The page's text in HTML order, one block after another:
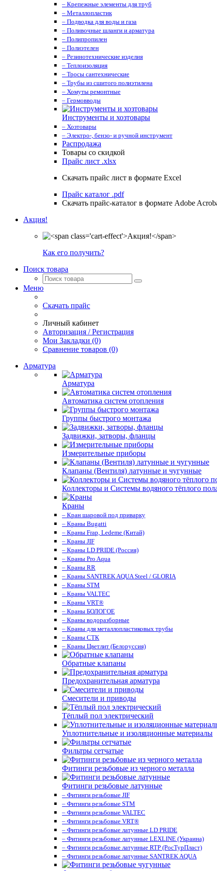
– Крепежные элементы для труб
– Металлопластик
– Подводка для воды и газа
– Поливочные шланги и арматура
– Полипропилен
– Полиэтелен
– Резинотехнические изделия
– Теплоизоляция
– Тросы сантехнические
– Трубы из сшитого полиэтилена
– Хомуты ремонтные
– Гермовводы
Инструменты и хозтовары
– Хозтовары
– Электро-, бензо- и ручной инструмент
Распродажа
Товары со скидкой
Прайс лист .xlsx
Скачать прайс лист в формате Excel
Прайс каталог .pdf
Скачать прайс-каталог в формате Adobe
Акция!
Как его получить?
Поиск товара
Меню
Скачать прайс
Личный кабинет
Авторизация / Регистрация
Мои Закладки (0)
Сравнение товаров (0)
Арматура
Арматура
Автоматика систем отопления
Группы быстрого монтажа
Задвижки, затворы, фланцы
Измерительные приборы
Клапаны (Вентиля) латунные и чугунные
Коллекторы и Системы водяного тёплого
Краны
– Кран шаровой под приварку
– Краны Bugatti
– Краны Frap, Ledeme (Китай)
– Краны JIF
– Краны LD PRIDE (Россия)
– Краны Pro Aqua
– Краны RR
– Краны SANTREK AQUA Steel / GLORIA
– Краны STM
– Краны VALTEC
– Краны VRT®
– Краны БОЛОГОЕ
– Краны водоразборные
– Краны для металлопластиковых трубы
– Краны СТК
– Краны Цветлит (Белоруссия)
Обратные клапаны
Предохранительная арматура
Смесители и приводы
Тёплый пол электрический
Уплотнительные и изоляционные материалы
Фильтры сетчатые
Фитинги резьбовые из черного металла
Фитинги резьбовые латунные
– Фитинги резьбовые JIF
– Фитинги резьбовые STM
– Фитинги резьбовые VALTEC
– Фитинги резьбовые VRT®
– Фитинги резьбовые латунные LD PRIDE
– Фитинги резьбовые латунные LEXLINE (Украина)
– Фитинги резьбовые латунные RTP (РосТурПласт)
– Фитинги резьбовые латунные SANTREK AQUA